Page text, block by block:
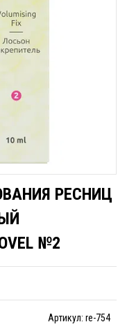
РЕСНИЦ
№2
Артикул: re-754